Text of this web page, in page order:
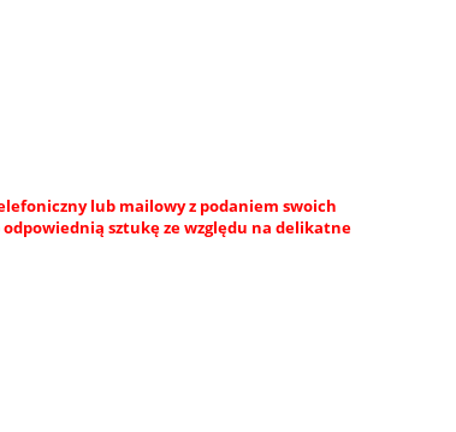
lub mailowy z podaniem swoich
sztukę ze względu na delikatne